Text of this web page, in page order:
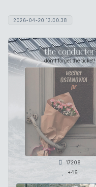
2026-04-20 13:00:38
the conductor
don't forget the ticket!
17208
+46